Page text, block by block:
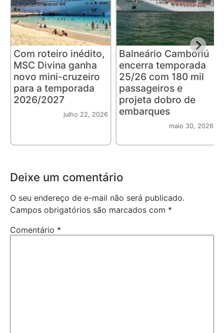
Com roteiro inédito,
MSC Divina ganha
novo mini-cruzeiro
para a temporada
2026/2027
julho 22, 2026
Balneário Camboriú
encerra temporada
25/26 com 180 mil
passageiros e
projeta dobro de
embarques
maio 30, 2026
Deixe um comentário
O seu endereço de e-mail não será publicado.
Campos obrigatórios são marcados com *
Comentário *